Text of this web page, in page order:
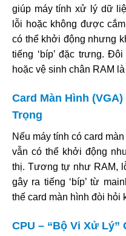
giúp máy tính xử lý dữ
lỗi hoặc không được
có thể khởi động nhưng
tiếng ‘bíp’ đặc trưng.
hoặc vệ sinh chân RAM
Card Màn Hình
Trọng
Nếu máy tính có card
vẫn có thể khởi động
thị. Tương tự như RAM,
gây ra tiếng ‘bíp’ từ
thế card màn hình đòi hỏi
CPU – “Bộ Vi Xử Lý”